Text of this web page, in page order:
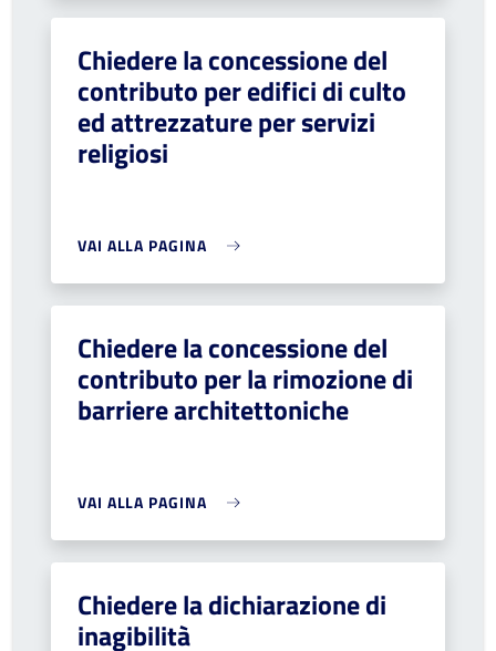
Chiedere la concessione del
contributo per edifici di culto
ed attrezzature per servizi
religiosi
VAI ALLA PAGINA
Chiedere la concessione del
contributo per la rimozione di
barriere architettoniche
VAI ALLA PAGINA
Chiedere la dichiarazione di
inagibilità